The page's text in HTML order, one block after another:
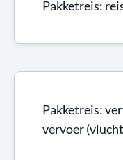
Pakketreis:
Pakketreis:
vervoer